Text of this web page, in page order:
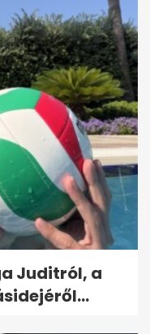
Juditról, a